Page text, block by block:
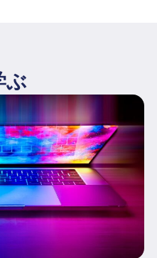
ぶ